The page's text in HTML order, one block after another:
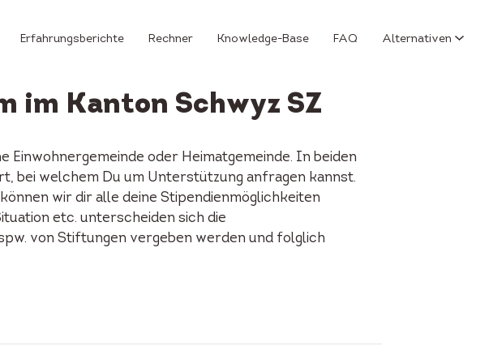
Erfahrungsberichte Rechner Knowledge-Base FAQ Alternativen
im Kanton Schwyz SZ
oder Heimatgemeinde. In beiden
bei welchem Du um Unterstützung anfragen kannst.
wir dir alle deine Stipendienmöglichkeiten
etc. unterscheiden sich die
von Stiftungen vergeben werden und folglich